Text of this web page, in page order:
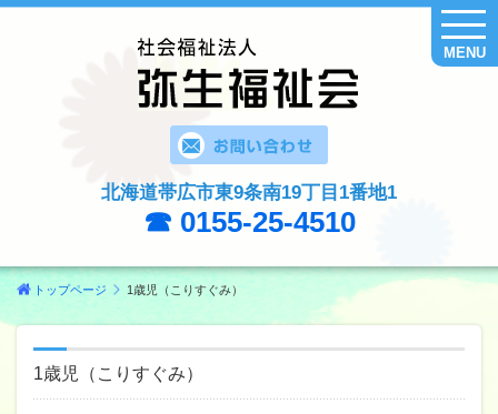
北海道帯広市東9条南19丁目1番地1
☎ 0155-25-4510
MENU
トップページ 1歳児（こりすぐみ）
1歳児（こりすぐみ）